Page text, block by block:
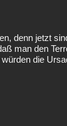
denn jetzt
man den
die